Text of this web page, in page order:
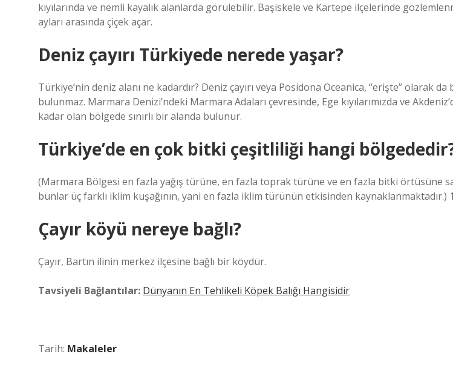
kıyılarında ve nemli kayalık alanlarda görülebilir. Başiskele ve Kartepe ilçelerinde
ayları arasında çiçek açar.
Deniz çayırı Türkiyede nerede yaşar?
Türkiye’nin deniz alanı ne kadardır? Deniz çayırı veya Posidona Oceanica, “erişte” olarak da
bulunmaz. Marmara Denizi’ndeki Marmara Adaları çevresinde, Ege kıyılarımızda ve
kadar olan bölgede sınırlı bir alanda bulunur.
Türkiye’de en çok bitki çeşitliliği hangi
(Marmara Bölgesi en fazla yağış türüne, en fazla toprak türüne ve en fazla bitki örtüsüne
bunlar üç farklı iklim kuşağının, yani en fazla iklim türünün etkisinden kaynaklanmaktadır.)
Çayır köyü nereye bağlı?
Çayır, Bartın ilinin merkez ilçesine bağlı bir köydür.
Tavsiyeli Bağlantılar: Dünyanın En Tehlikeli Köpek Balığı Hangisidir
Tarih: Makaleler